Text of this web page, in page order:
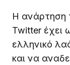
Η ανάρτηση
Twitter έχει
ελληνικό
και να